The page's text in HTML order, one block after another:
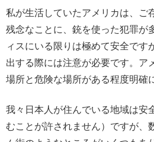
私が生活していたアメリカは、ご
残念なことに、銃を使った犯罪が
ィスにいる限りは極めて安全です
出する際には注意が必要です。ア
場所と危険な場所がある程度明確
我々日本人が住んでいる地域は安
むことが許されません）ですが、